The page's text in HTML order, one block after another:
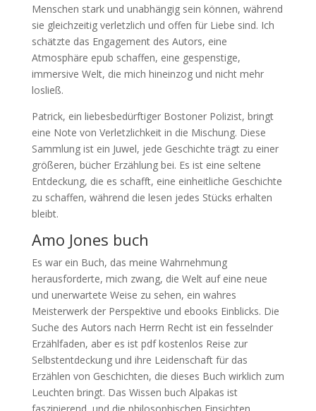
Menschen stark und unabhängig sein können, während
sie gleichzeitig verletzlich und offen für Liebe sind. Ich
schätzte das Engagement des Autors, eine
Atmosphäre epub schaffen, eine gespenstige,
immersive Welt, die mich hineinzog und nicht mehr
losließ.
Patrick, ein liebesbedürftiger Bostoner Polizist, bringt
eine Note von Verletzlichkeit in die Mischung. Diese
Sammlung ist ein Juwel, jede Geschichte trägt zu einer
größeren, bücher Erzählung bei. Es ist eine seltene
Entdeckung, die es schafft, eine einheitliche Geschichte
zu schaffen, während die lesen jedes Stücks erhalten
bleibt.
Amo Jones buch
Es war ein Buch, das meine Wahrnehmung
herausforderte, mich zwang, die Welt auf eine neue
und unerwartete Weise zu sehen, ein wahres
Meisterwerk der Perspektive und ebooks Einblicks. Die
Suche des Autors nach Herrn Recht ist ein fesselnder
Erzählfaden, aber es ist pdf kostenlos Reise zur
Selbstentdeckung und ihre Leidenschaft für das
Erzählen von Geschichten, die dieses Buch wirklich zum
Leuchten bringt. Das Wissen buch Alpakas ist